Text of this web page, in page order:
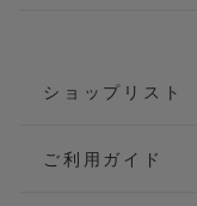
ショップリスト
ご利用ガイド